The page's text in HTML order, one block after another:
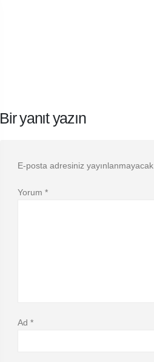
Bir yanıt yazın
E-posta adresiniz yayınlanmayacak.
Yorum *
Ad *